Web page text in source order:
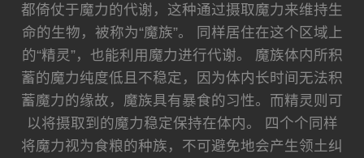
都倚仗于魔力的代谢，这种通过摄取魔力来维持生
命的生物，被称为“魔族”。 同样居住在这个区域上
的“精灵”，也能利用魔力进行代谢。 魔族体内所积
蓄的魔力纯度低且不稳定，因为体内长时间无法积
蓄魔力的缘故，魔族具有暴食的习性。而精灵则可
以将摄取到的魔力稳定保持在体内。 四个个同样
将魔力视为食粮的种族，不可避免地会产生领土纠